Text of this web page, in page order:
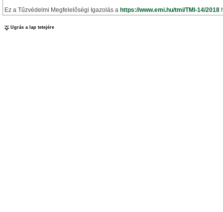
Ez a Tűzvédelmi Megfelelőségi Igazolás a https://www.emi.hu/tmi/TMI-14/2018
Ugrás a lap tetejére